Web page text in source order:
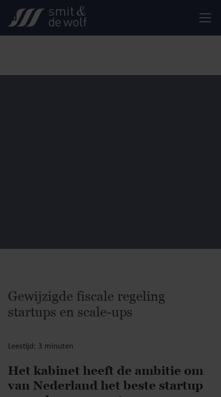
Gewijzigde fiscale regeling
startups en scale-ups
Leestijd: 3 minuten
Het kabinet heeft de ambitie om
van Nederland het beste startup